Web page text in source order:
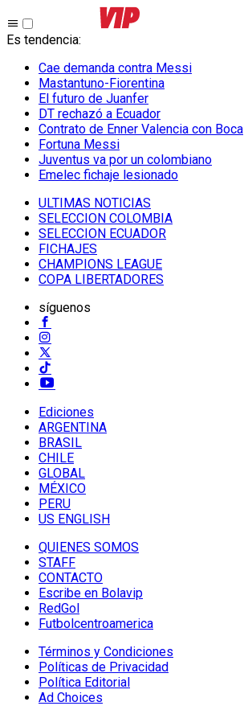
Es tendencia:
Cae demanda contra Messi
Mastantuno-Fiorentina
El futuro de Juanfer
DT rechazó a Ecuador
Contrato de Enner Valencia con Boca
Fortuna Messi
Juventus va por un colombiano
Emelec fichaje lesionado
ULTIMAS NOTICIAS
SELECCION COLOMBIA
SELECCION ECUADOR
FICHAJES
CHAMPIONS LEAGUE
COPA LIBERTADORES
síguenos
Ediciones
ARGENTINA
BRASIL
CHILE
GLOBAL
MÉXICO
PERU
US ENGLISH
QUIENES SOMOS
STAFF
CONTACTO
Escribe en Bolavip
RedGol
Futbolcentroamerica
Términos y Condiciones
Políticas de Privacidad
Política Editorial
Ad Choices